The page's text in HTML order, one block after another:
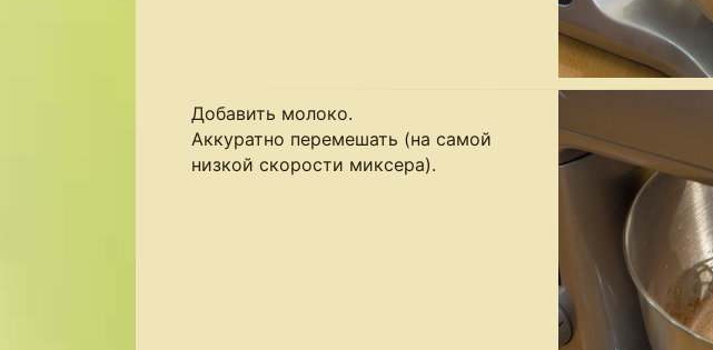
Добавить молоко.
Аккуратно перемешать (на самой
низкой скорости миксера).